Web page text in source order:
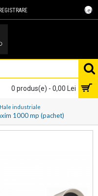
Lei
0 produs(e) - 0,00 Lei
Hale industriale
1000 mp (pachet)